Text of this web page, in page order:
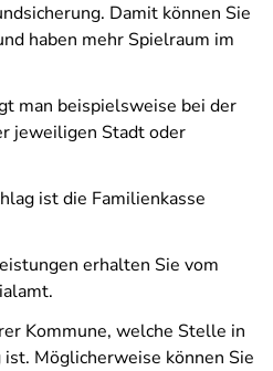
Damit können Sie
haben mehr Spielraum im
man beispielsweise bei der
jeweiligen Stadt oder
ist die Familienkasse
erhalten Sie vom
Kommune, welche Stelle in
Möglicherweise können Sie